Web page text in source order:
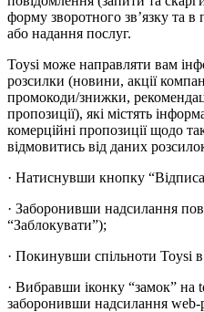
форму зворотного зв’язку та в
або надання послуг.
Toysi може направляти вам
розсилки (новини, акції
промокоди/знижки,
пропозиції), які містять
комерційні пропозиції щодо
відмовитись від даних
· Натиснувши кнопку
· Заборонивши надсилання
“Заблокувати”);
· Покинувши спільноти Toysi
· Вибравши іконку “замок” на
заборонивши надсилання web-